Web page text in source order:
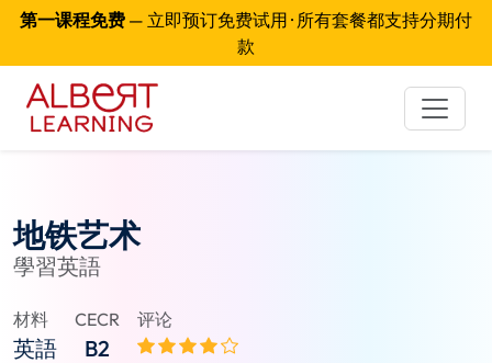
第一课程免费 — 立即预订免费试用 · 所有套餐都支持分期付
款
地铁艺术
學習英語
材料
英語
CECR
B2
评论